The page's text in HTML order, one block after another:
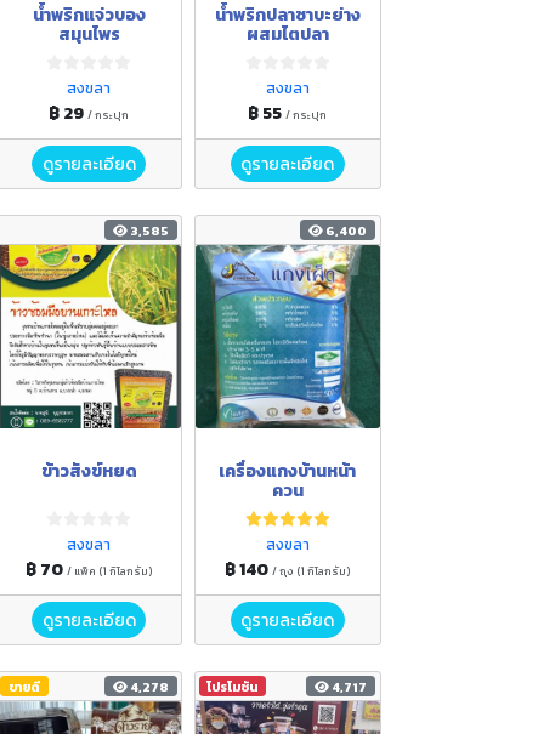
น้ำพริกแจ่วบอง
สมุนไพร
สงขลา
฿ 29/ กระปุก
ดูรายละเอียด
น้ำพริกปลาซาบะย่าง
ผสมไตปลา
สงขลา
฿ 55/ กระปุก
ดูรายละเอียด
3,585
ข้าวสังข์หยด
สงขลา
฿ 70 / แพ็ค (1 กิโลกรัม)
ดูรายละเอียด
6,400
เครื่องแกงบ้านหน้า
ควน
สงขลา
฿ 140 / ถุง (1 กิโลกรัม)
ดูรายละเอียด
ขายดี 4,278 โปรโมชัน 4,717